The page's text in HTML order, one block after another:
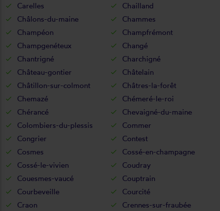
Carelles
Chailland
Châlons-du-maine
Chammes
Champéon
Champfrémont
Champgenéteux
Changé
Chantrigné
Charchigné
Château-gontier
Châtelain
Châtillon-sur-colmont
Châtres-la-forêt
Chemazé
Chémeré-le-roi
Chérancé
Chevaigné-du-maine
Colombiers-du-plessis
Commer
Congrier
Contest
Cosmes
Cossé-en-champagne
Cossé-le-vivien
Coudray
Couesmes-vaucé
Couptrain
Courbeveille
Courcité
Craon
Crennes-sur-fraubée